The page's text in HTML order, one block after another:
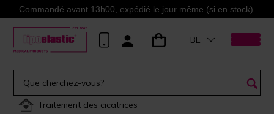
Commandé avant 13h00, expédié le jour même (si en stock).
BE
Traitement des cicatrices